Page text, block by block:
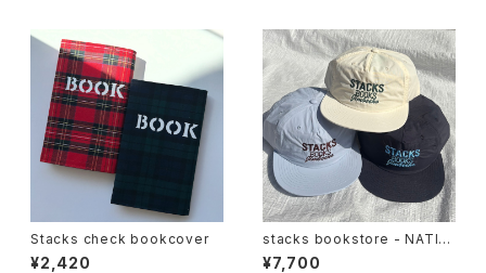
Stacks check bookcover
¥2,420
stacks bookstore - NATIO
NAL Jimbocho Nylon Cap
¥7,700